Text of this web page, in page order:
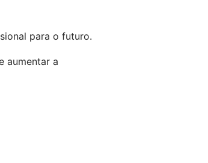
para o futuro.
aumentar a